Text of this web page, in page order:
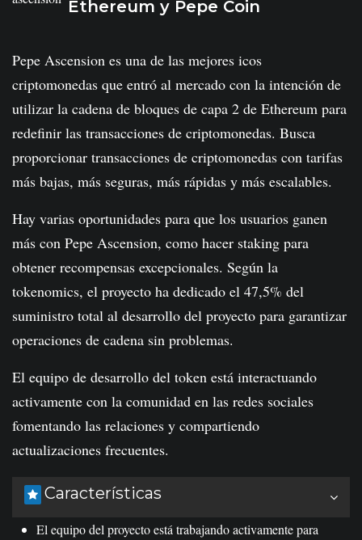
Ethereum y Pepe Coin
Pepe Ascension es una de las mejores icos
criptomonedas que entró al mercado con la intención de
utilizar la cadena de bloques de capa 2 de Ethereum para
redefinir las transacciones de criptomonedas. Busca
proporcionar transacciones de criptomonedas con tarifas
más bajas, más seguras, más rápidas y más escalables.
Hay varias oportunidades para que los usuarios ganen
más con Pepe Ascension, como hacer staking para
obtener recompensas excepcionales. Según la
tokenomics, el proyecto ha dedicado el 47,5% del
suministro total al desarrollo del proyecto para garantizar
operaciones de cadena sin problemas.
El equipo de desarrollo del token está interactuando
activamente con la comunidad en las redes sociales
fomentando las relaciones y compartiendo
actualizaciones frecuentes.
Características
El equipo del proyecto está trabajando activamente para